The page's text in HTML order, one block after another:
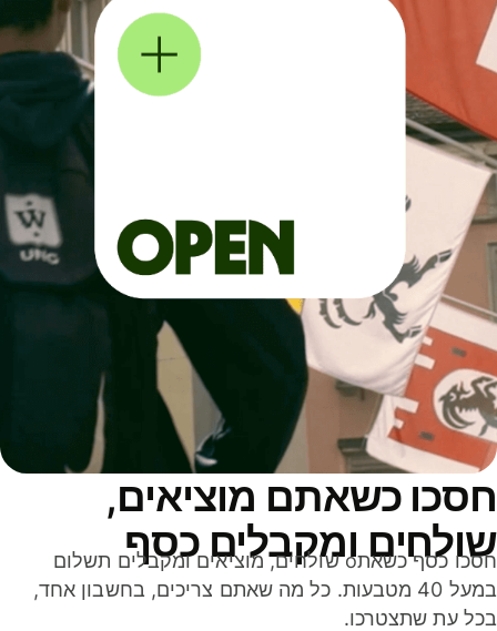
כשאתם מוציאים,
ומקבלים כסף
חסכו כסף כשאתo שולחים, מוציאים ומקבלים תשלום
במעל 40 מטבעות. כל מה שאתם צריכים, בחשבון אחד,
עת שתצטרכו.